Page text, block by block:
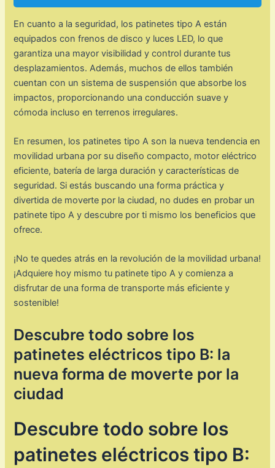
En cuanto a la seguridad, los patinetes tipo A están
equipados con frenos de disco y luces LED, lo que
garantiza una mayor visibilidad y control durante tus
desplazamientos. Además, muchos de ellos también
cuentan con un sistema de suspensión que absorbe los
impactos, proporcionando una conducción suave y
cómoda incluso en terrenos irregulares.
En resumen, los patinetes tipo A son la nueva tendencia en
movilidad urbana por su diseño compacto, motor eléctrico
eficiente, batería de larga duración y características de
seguridad. Si estás buscando una forma práctica y
divertida de moverte por la ciudad, no dudes en probar un
patinete tipo A y descubre por ti mismo los beneficios que
ofrece.
¡No te quedes atrás en la revolución de la movilidad urbana!
¡Adquiere hoy mismo tu patinete tipo A y comienza a
disfrutar de una forma de transporte más eficiente y
sostenible!
Descubre todo sobre los
patinetes eléctricos tipo B: la
nueva forma de moverte por la
ciudad
Descubre todo sobre los
patinetes eléctricos tipo B: